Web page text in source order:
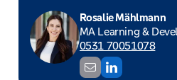
Rosalie Mählmann
MA Learning &
0531 70051078
r
L